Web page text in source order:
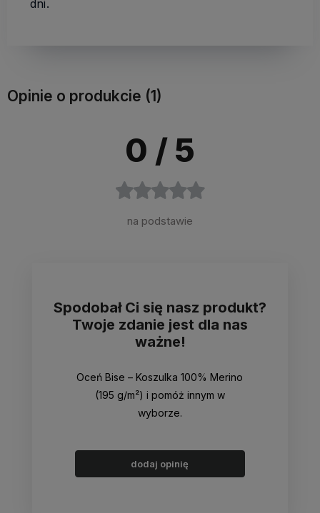
dni.
Opinie o produkcie (1)
0 / 5
na podstawie
Spodobał Ci się nasz produkt?
Twoje zdanie jest dla nas
ważne!
Oceń Bise – Koszulka 100% Merino
(195 g/m²) i pomóż innym w
wyborze.
dodaj opinię